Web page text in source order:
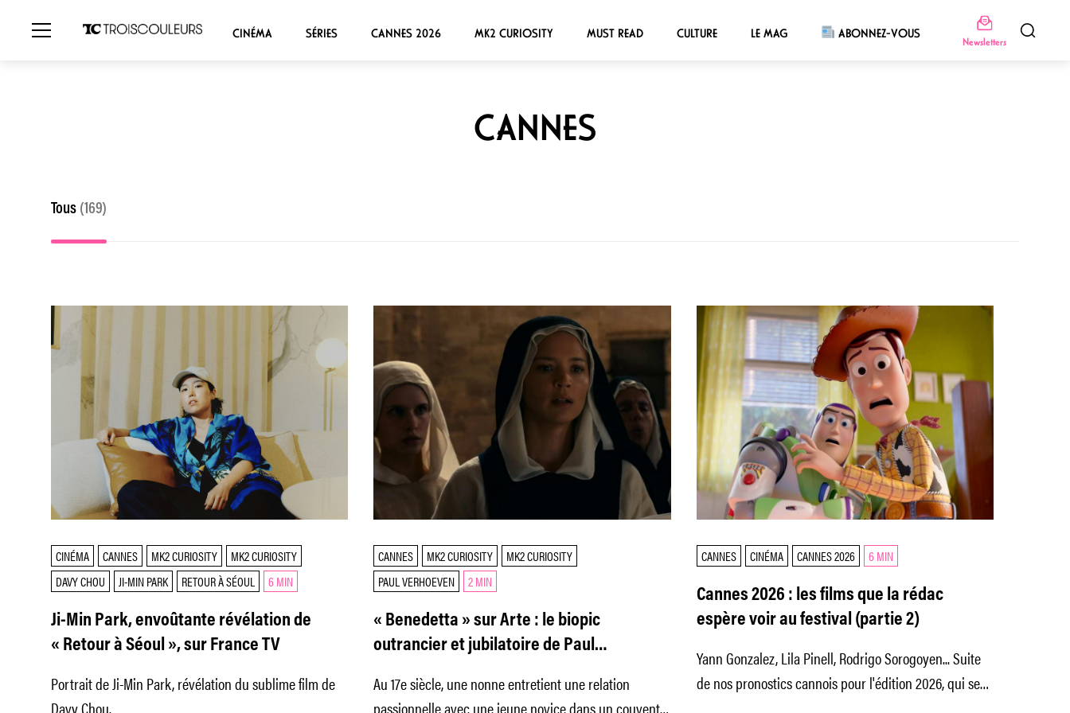
CINÉMA SÉRIES CANNES 2026 MK2 CURIOSITY MUST READ CULTURE LE MAG ABONNEZ-VOUS
Newsletters
CANNES
Tous (169)
CINÉMA CANNES MK2 CURIOSITY
MK2 CURIOSITY
DAVY CHOU
JI-MIN PARK RETOUR À SÉOUL 6 MIN
Ji-Min Park, envoûtante révélation de
« Retour à Séoul », sur France TV
Portrait de Ji-Min Park, révélation du sublime film de
Davy Chou.
CANNES MK2 CURIOSITY
MK2 CURIOSITY
PAUL VERHOEVEN
2 MIN
« Benedetta » sur Arte : le biopic
outrancier et jubilatoire de Paul
Au 17e siècle, une nonne entretient une relation
passionnelle avec une jeune novice dans un couvent
CANNES CINÉMA CANNES 2026 6 MIN
Cannes 2026 : les films que la rédac
espère voir au festival (partie 2)
Yann Gonzalez, Lila Pinell, Rodrigo Sorogoyen... Suite
de nos pronostics cannois pour l'édition 2026, qui se